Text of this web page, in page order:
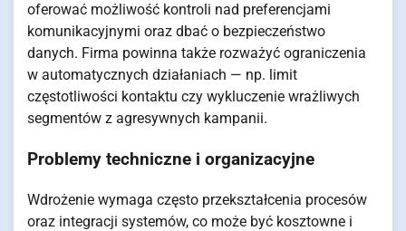
oferować możliwość kontroli nad preferencjami
komunikacyjnymi oraz dbać o bezpieczeństwo
danych. Firma powinna także rozważyć ograniczenia
w automatycznych działaniach — np. limit
częstotliwości kontaktu czy wykluczenie wrażliwych
segmentów z agresywnych kampanii.
Problemy techniczne i organizacyjne
Wdrożenie wymaga często przekształcenia procesów
oraz integracji systemów, co może być kosztowne i